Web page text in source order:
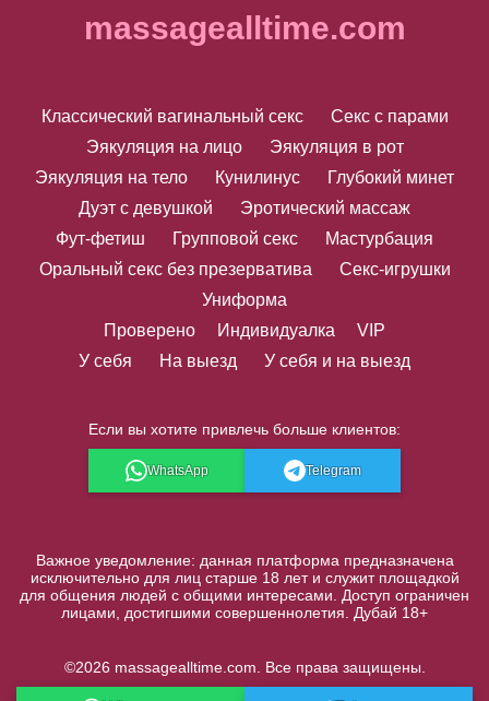
massagealltime.com
Классический вагинальный секс
Секс с парами
Эякуляция на лицо
Эякуляция в рот
Эякуляция на тело
Кунилинус
Глубокий минет
Дуэт с девушкой
Эротический массаж
Фут-фетиш
Групповой секс
Мастурбация
Оральный секс без презерватива
Секс-игрушки
Униформа
Проверено
Индивидуалка
VIP
У себя
На выезд У себя и на выезд
Если вы хотите привлечь больше клиентов:
WhatsApp Telegram
Важное уведомление: данная платформа предназначена
исключительно для лиц старше 18 лет и служит площадкой
для общения людей с общими интересами. Доступ ограничен
лицами, достигшими совершеннолетия. Дубай 18+
©2026 massagealltime.com. Все права защищены.